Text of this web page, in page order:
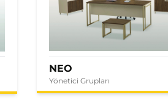
NEO
Yönetici Grupları